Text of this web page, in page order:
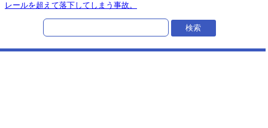
レールを超えて落下してしまう事故。